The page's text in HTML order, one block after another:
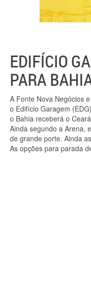
EDIFÍCIO
PARA
A Fonte Nova Negócios
o Edifício Garagem
o Bahia receberá o
Ainda segundo a Arena,
de grande porte. Ainda
As opções para parada